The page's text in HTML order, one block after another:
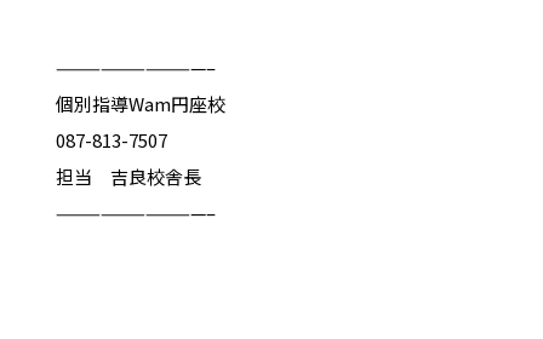
——————————–
個別指導Wam円座校
087-813-7507
担当 吉良校舎長
——————————–